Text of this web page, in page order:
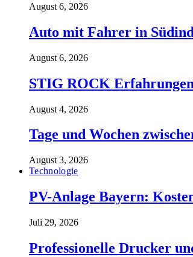
August 6, 2026
Auto mit Fahrer in
August 6, 2026
STIG ROCK
August 4, 2026
Tage und Wochen
August 3, 2026
Technologie
PV-Anlage Bayern:
Juli 29, 2026
Professionelle Drucker